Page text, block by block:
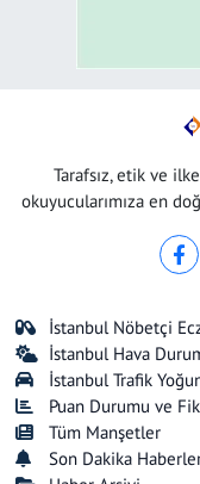
Tarafsız, etik ve
okuyucularımıza en
İstanbul Nöbetçi
İstanbul Hava
İstanbul Trafik
Puan Durumu ve
Tüm Manşetler
Son Dakika